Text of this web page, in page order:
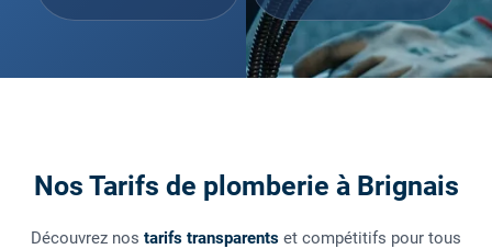
Nos Tarifs de plomberie à Brignais
Découvrez nos tarifs transparents et compétitifs pour tous